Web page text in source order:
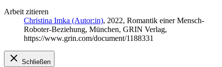
Arbeit zitieren
Christina Imka (Autor:in), 2022, Romantik einer Mensch-
Roboter-Beziehung, München, GRIN Verlag,
https://www.grin.com/document/1188331
Schließen